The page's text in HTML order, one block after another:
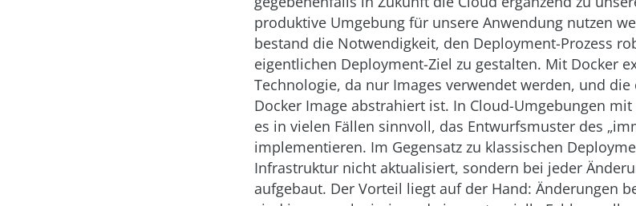
produktive Umgebung für unsere Anwendung nutzen
bestand die Notwendigkeit, den Deployment-Prozess
eigentlichen Deployment-Ziel zu gestalten. Mit Docker
Technologie, da nur Images verwendet werden, und
Docker Image abstrahiert ist. In Cloud-Umgebungen
es in vielen Fällen sinnvoll, das Entwurfsmuster des
implementieren. Im Gegensatz zu klassischen
Infrastruktur nicht aktualisiert, sondern bei jeder
aufgebaut. Der Vorteil liegt auf der Hand: Änderungen